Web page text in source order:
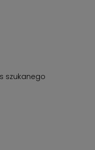
szukanego